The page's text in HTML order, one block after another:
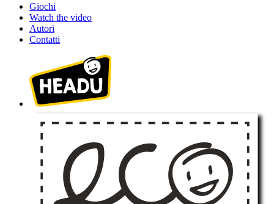
Giochi
Watch the video
Autori
Contatti